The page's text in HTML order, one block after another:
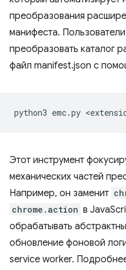
преобразования
манифеста.
преобразовать каталог
файл manifest.json с
python3 emc.py
Этот инструмент
механических частей
Например, он заменит
chrome.action в
обрабатывать
обновление фоновой
service worker.